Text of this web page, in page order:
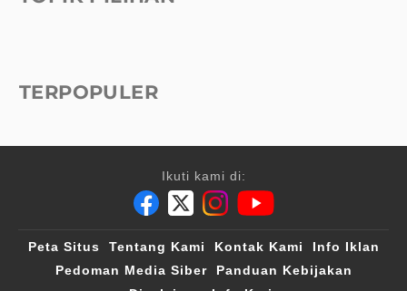
TERPOPULER
Ikuti kami di:
Peta Situs Tentang Kami Kontak Kami
Info Iklan
Pedoman Media Siber
Panduan Kebijakan